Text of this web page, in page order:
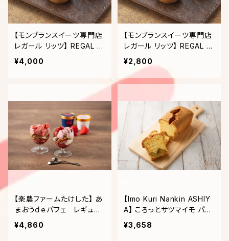
【モンブランスイーツ専門店
レガール リッツ】 REGAL RI
TZ 焼きモンブランギフトセ
ット｜10個入
¥4,000
【モンブランスイーツ専門店
レガール リッツ】 REGAL RI
TZ 焼きモンブランギフトセ
ット｜5個入
¥2,800
【楽農ファームたけした】 あ
まおうｄｅパフェ レギュラ
ーBセット
¥4,860
【Imo Kuri Nankin ASHIY
A】 ころっとサツマイモ パウ
ンドケーキ 1本
¥3,658